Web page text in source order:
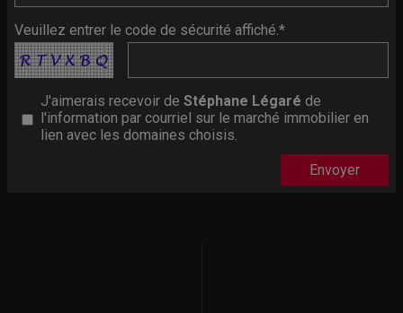
Veuillez entrer le code de sécurité affiché.*
J'aimerais recevoir de Stéphane Légaré de
l'information par courriel sur le marché immobilier en
lien avec les domaines choisis.